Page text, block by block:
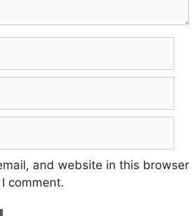
and website in this browser
comment.